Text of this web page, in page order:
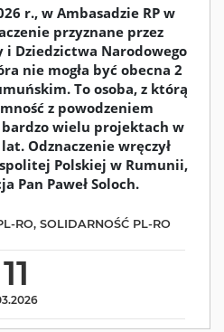
r., w Ambasadzie RP w
przyznane przez
Dziedzictwa Narodowego
nie mogła być obecna 2
To osoba, z którą
z powodzeniem
bardzo wielu projektach w
Odznaczenie wręczył
Polskiej w Rumunii,
Pan Paweł Soloch.
11
RO, SOLIDARNOŚĆ PL-RO